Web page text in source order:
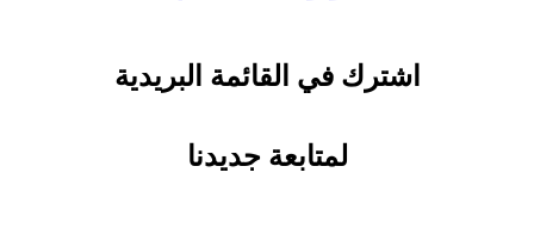
اشترك في القائمة البريدية
لمتابعة جديدنا